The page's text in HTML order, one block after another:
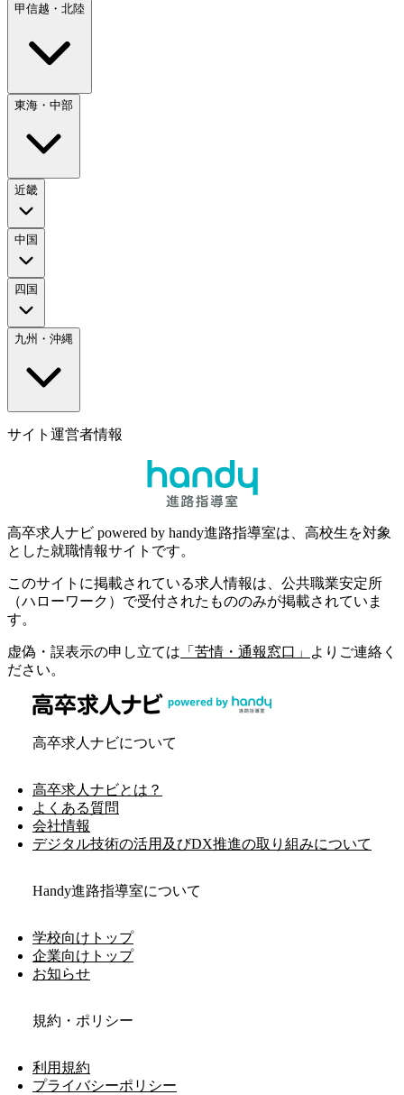
甲信越・北陸
東海・中部
近畿
中国
四国
九州・沖縄
サイト運営者情報
高卒求人ナビ powered by handy進路指導室は、高校生を対象
とした就職情報サイトです。
このサイトに掲載されている求人情報は、公共職業安定所
（ハローワーク）で受付されたもののみが掲載されていま
す。
虚偽・誤表示の申し立ては 「苦情・通報窓口」
よりご連絡く
ださい。
高卒求人ナビについて
高卒求人ナビとは？
よくある質問
会社情報
デジタル技術の活用及びDX推進の取り組みについて
Handy進路指導室について
学校向けトップ
企業向けトップ
お知らせ
規約・ポリシー
利用規約
プライバシーポリシー